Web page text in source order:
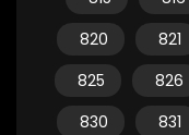
820
821
825
826
830
831